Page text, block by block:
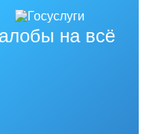
на всё